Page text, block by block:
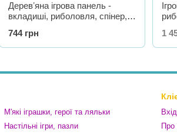
Деревʼяна ігрова панель -
вкладиші, риболовля, спінер,
744 грн
1
М'які іграшки, герої та ляльки
Настільні ігри, пазли
Про